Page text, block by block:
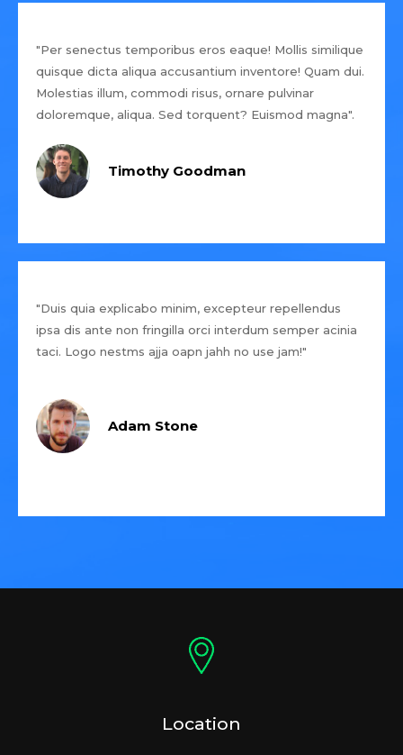
"Per senectus temporibus eros eaque! Mollis similique
quisque dicta aliqua accusantium inventore! Quam dui.
Molestias illum, commodi risus, ornare pulvinar
doloremque, aliqua. Sed torquent? Euismod magna".
Timothy Goodman
"Duis quia explicabo minim, excepteur repellendus
ipsa dis ante non fringilla orci interdum semper acinia
taci. Logo nestms ajja oapn jahh no use jam!"
Adam Stone
Location